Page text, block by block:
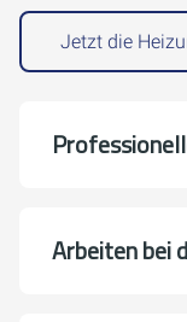
Jetzt die
Arbeiten bei